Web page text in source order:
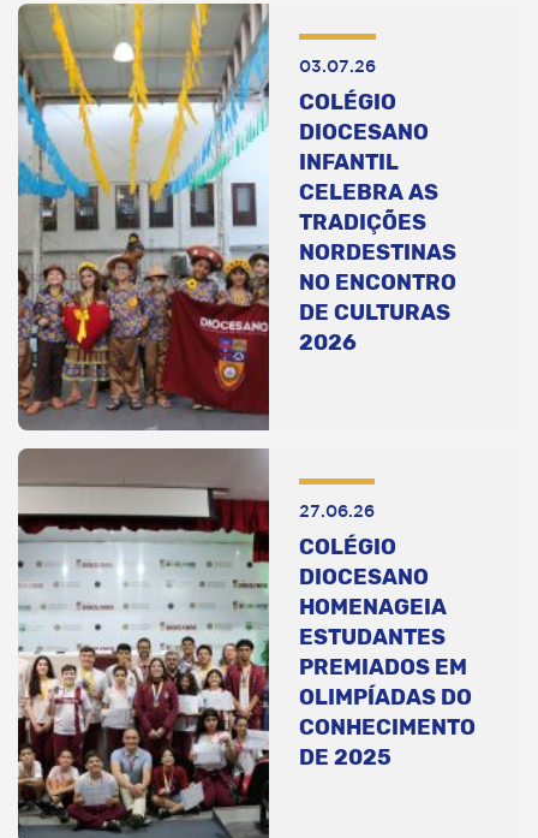
03.07.26
COLÉGIO
DIOCESANO
INFANTIL
CELEBRA AS
TRADIÇÕES
NORDESTINAS
NO ENCONTRO
DE CULTURAS
2026
27.06.26
COLÉGIO
DIOCESANO
HOMENAGEIA
ESTUDANTES
PREMIADOS EM
OLIMPÍADAS DO
CONHECIMENTO
DE 2025